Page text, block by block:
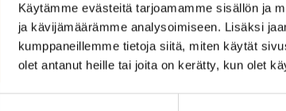
Käytämme evästeitä tarjoamamme sisällön ja
ja kävijämäärämme analysoimiseen. Lisäksi
kumppaneillemme tietoja siitä, miten käytät
olet antanut heille tai joita on kerätty, kun olet